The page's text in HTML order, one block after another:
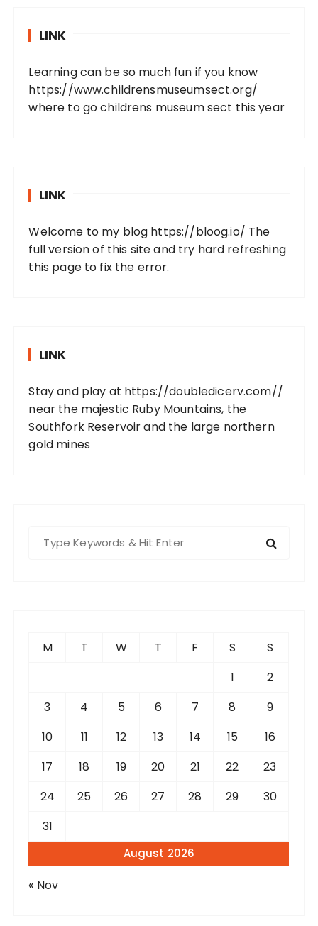
LINK
Learning can be so much fun if you know
https://www.childrensmuseumsect.org/
where to go childrens museum sect this year
LINK
Welcome to my blog https://bloog.io/ The
full version of this site and try hard refreshing
this page to fix the error.
LINK
Stay and play at https://doubledicerv.com//
near the majestic Ruby Mountains, the
Southfork Reservoir and the large northern
gold mines
August 2026
M T W T F S
S
1
2
3
4 5 6 7 8
9
10
11 12 13 14 15
16
17
18 19 20 21 22
23
24
25 26 27 28 29
30
31
« Nov